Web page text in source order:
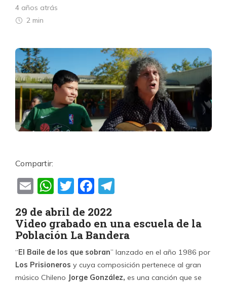
4 años atrás
2 min
Compartir:
EmailWhatsApp
TwitterFacebook
29 de abril de 2022
Video grabado en una escuela de la
Población La Bandera
“El Baile de los que sobran” lanzado en el año 1986 por
Los Prisioneros y cuya composición pertenece al gran
músico Chileno
Jorge González, es una canción que se